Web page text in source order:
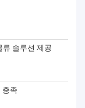
류 솔루션 제공
충족